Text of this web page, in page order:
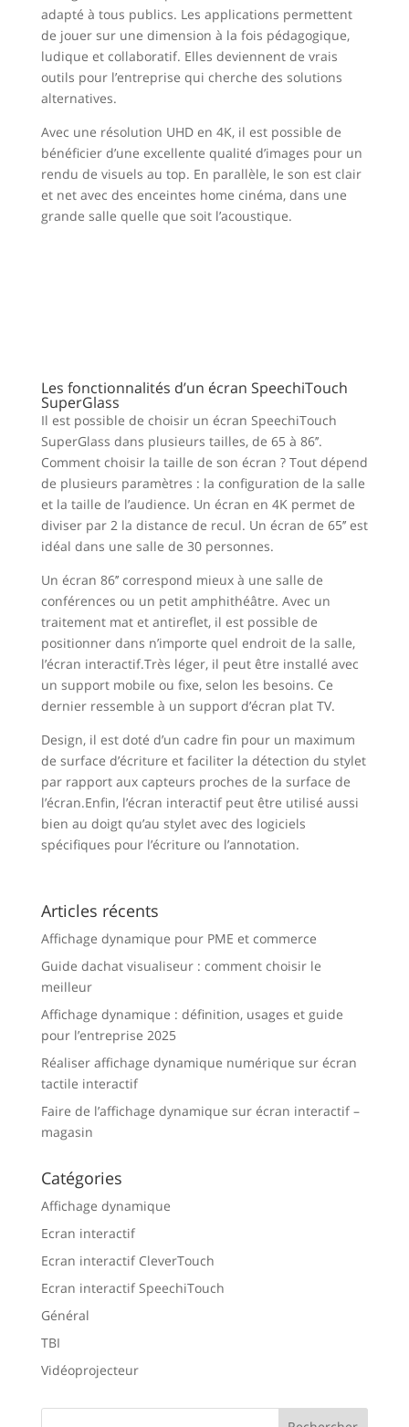
adapté à tous publics. Les applications permettent
de jouer sur une dimension à la fois pédagogique,
ludique et collaboratif. Elles deviennent de vrais
outils pour l’entreprise qui cherche des solutions
alternatives.
Avec une résolution UHD en 4K, il est possible de
bénéficier d’une excellente qualité d’images pour un
rendu de visuels au top. En parallèle, le son est clair
et net avec des enceintes home cinéma, dans une
grande salle quelle que soit l’acoustique.
Les fonctionnalités d’un écran SpeechiTouch
SuperGlass
Il est possible de choisir un écran SpeechiTouch
SuperGlass dans plusieurs tailles, de 65 à 86’’.
Comment choisir la taille de son écran ? Tout dépend
de plusieurs paramètres : la configuration de la salle
et la taille de l’audience. Un écran en 4K permet de
diviser par 2 la distance de recul. Un écran de 65’’ est
idéal dans une salle de 30 personnes.
Un écran 86’’ correspond mieux à une salle de
conférences ou un petit amphithéâtre. Avec un
traitement mat et antireflet, il est possible de
positionner dans n’importe quel endroit de la salle,
l’écran interactif.Très léger, il peut être installé avec
un support mobile ou fixe, selon les besoins. Ce
dernier ressemble à un support d’écran plat TV.
Design, il est doté d’un cadre fin pour un maximum
de surface d’écriture et faciliter la détection du stylet
par rapport aux capteurs proches de la surface de
l’écran.Enfin, l’écran interactif peut être utilisé aussi
bien au doigt qu’au stylet avec des logiciels
spécifiques pour l’écriture ou l’annotation.
Articles récents
Affichage dynamique pour PME et commerce
Guide dachat visualiseur : comment choisir le
meilleur
Affichage dynamique : définition, usages et guide
pour l’entreprise 2025
Réaliser affichage dynamique numérique sur écran
tactile interactif
Faire de l’affichage dynamique sur écran interactif –
magasin
Catégories
Affichage dynamique
Ecran interactif
Ecran interactif CleverTouch
Ecran interactif SpeechiTouch
Général
TBI
Vidéoprojecteur